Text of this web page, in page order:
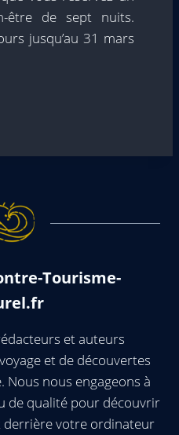
être de sept nuits.
jusqu’au 31 mars
Tourisme-
et auteurs
et de découvertes
nous engageons à
de qualité pour découvrir
votre ordinateur